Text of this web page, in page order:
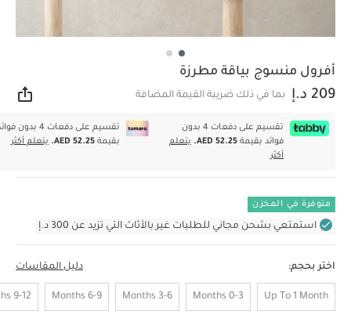
أفرول منسوج بياقة مطرزة
209 د.إ بما في ذلك ضريبة القيمة المضافة
تقسيم على دفعات 4 بدون
فوائد بقيمة AED 52.25.
يتعلم
أكثر
تقسيم على دفعات 4 بدون
بقيمةAED 52.25. يتعلم أكثر
متوفرة في المخزن
استمتعي بشحن مجاني للطلبات غير بالأثاث التي تزيد عن 300 د.إ
اختر بحجم: دليل المقاسات
Up To 1 Month
0-3 Months
3-6 Months
6-9 Months
9-12 Months